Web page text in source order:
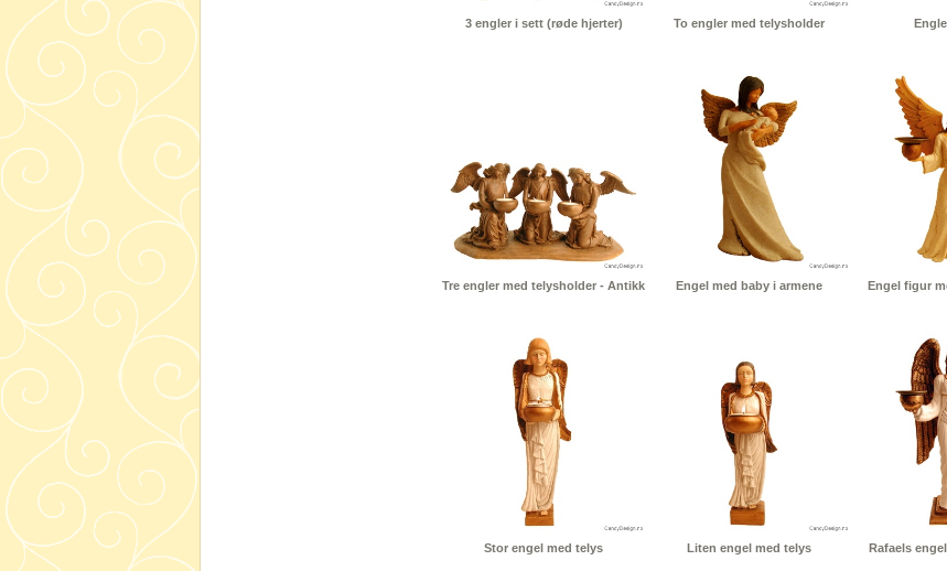
3 engler i sett (røde hjerter) To engler med telysholder
Tre engler med telysholder - Antikk Engel med baby i armene Engel figur
Stor engel med telys Liten engel med telys Rafaels